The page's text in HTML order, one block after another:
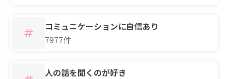
コミュニケーションに自信あり
7977件
人の話を聞くのが好き